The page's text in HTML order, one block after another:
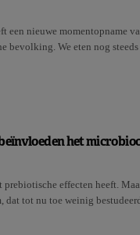
een nieuwe momentopname
bevolking. We eten nog
het
prebiotische effecten heeft.
dat tot nu toe weinig